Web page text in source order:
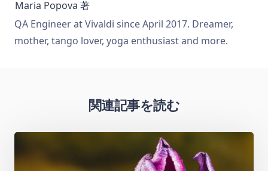
Maria Popova 著
QA Engineer at Vivaldi since April 2017. Dreamer,
mother, tango lover, yoga enthusiast and more.
関連記事を読む